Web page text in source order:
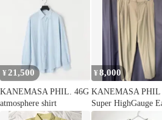
¥21,500
KANEMASA PHIL. 46G
atmosphere shirt
¥8,000
KANEMASA PHIL
Super HighGauge
Pants